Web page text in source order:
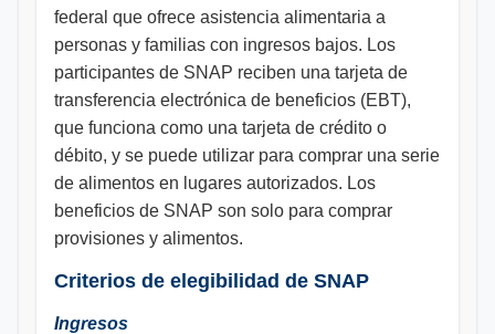
federal que ofrece asistencia alimentaria a
personas y familias con ingresos bajos. Los
participantes de SNAP reciben una tarjeta de
transferencia electrónica de beneficios (EBT),
que funciona como una tarjeta de crédito o
débito, y se puede utilizar para comprar una serie
de alimentos en lugares autorizados. Los
beneficios de SNAP son solo para comprar
provisiones y alimentos.
Criterios de elegibilidad de SNAP
Ingresos